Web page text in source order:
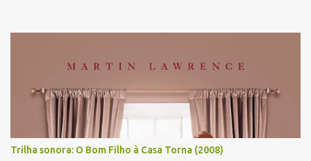
Trilha sonora: O Bom Filho à Casa Torna (2008)